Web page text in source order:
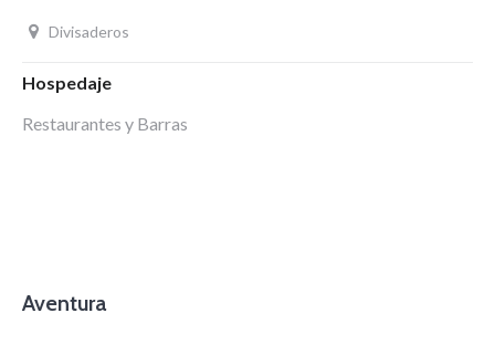
Divisaderos
Hospedaje
Restaurantes y Barras
Aventura